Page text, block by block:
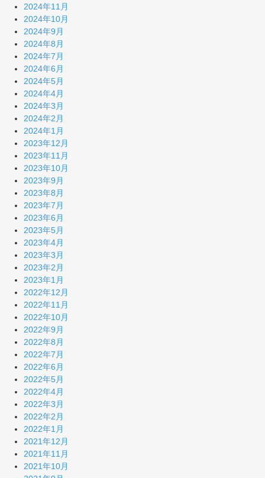
2024年11月
2024年10月
2024年9月
2024年8月
2024年7月
2024年6月
2024年5月
2024年4月
2024年3月
2024年2月
2024年1月
2023年12月
2023年11月
2023年10月
2023年9月
2023年8月
2023年7月
2023年6月
2023年5月
2023年4月
2023年3月
2023年2月
2023年1月
2022年12月
2022年11月
2022年10月
2022年9月
2022年8月
2022年7月
2022年6月
2022年5月
2022年4月
2022年3月
2022年2月
2022年1月
2021年12月
2021年11月
2021年10月